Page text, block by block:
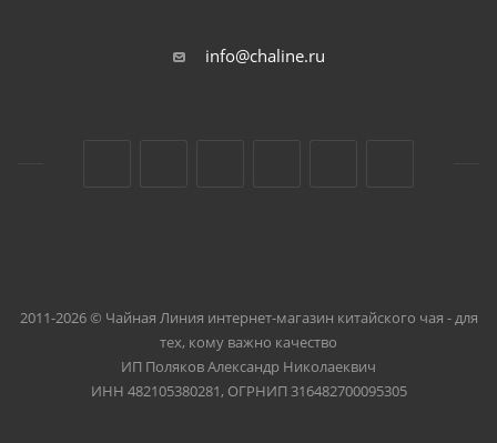
info@chaline.ru
2011-2026 © Чайная Линия интернет-магазин китайского чая - для
тех, кому важно качество
ИП Поляков Александр Николаеквич
ИНН 482105380281, ОГРНИП 316482700095305